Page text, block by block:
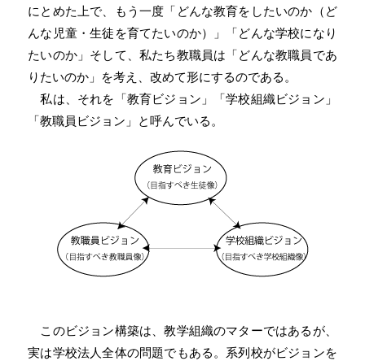
にとめた上で、もう一度「どんな教育をしたいのか（ど
んな児童・生徒を育てたいのか）」「どんな学校になり
たいのか」そして、私たち教職員は「どんな教職員であ
りたいのか」を考え、改めて形にするのである。
私は、それを「教育ビジョン」「学校組織ビジョン」
「教職員ビジョン」と呼んでいる。
このビジョン構築は、教学組織のマターではあるが、
実は学校法人全体の問題でもある。系列校がビジョンを